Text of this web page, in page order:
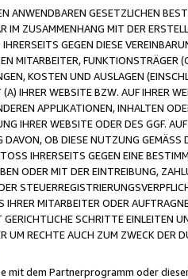
GESETZLICHEN
ZUSAMMENHANG MIT DER
GEGEN DIESE
MITARBEITER, FUNKTIONSTRÄGER
KOSTEN UND AUSLAGEN
IHRER WEBSITE BZW. AUF IHRER
APPLIKATIONEN, INHALTEN
IHRER WEBSITE ODER DES GGF.
OB DIESE NUTZUNG GEMÄSS
IHRERSEITS GEGEN EINE
ODER MIT DER EINTREIBUNG,
MITARBEITER ODER
SCHRITTE EINLEITEN
UM RECHTE AUCH ZUM ZWECK DER
mit dem Partnerprogramm oder